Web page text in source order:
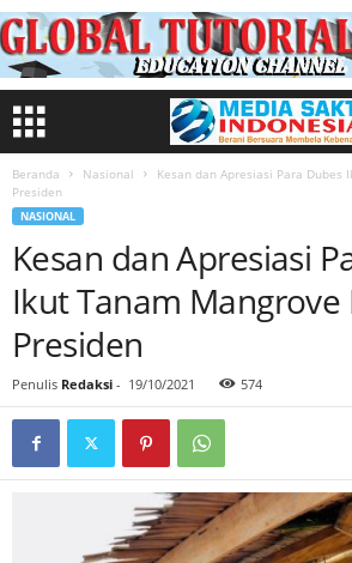
Beranda Nasional
Kesan dan Apresiasi Para Dubes
Presiden
NASIONAL
Kesan dan Apresiasi
Ikut Tanam Mangrove
Presiden
Penulis Redaksi - 19/10/2021 574